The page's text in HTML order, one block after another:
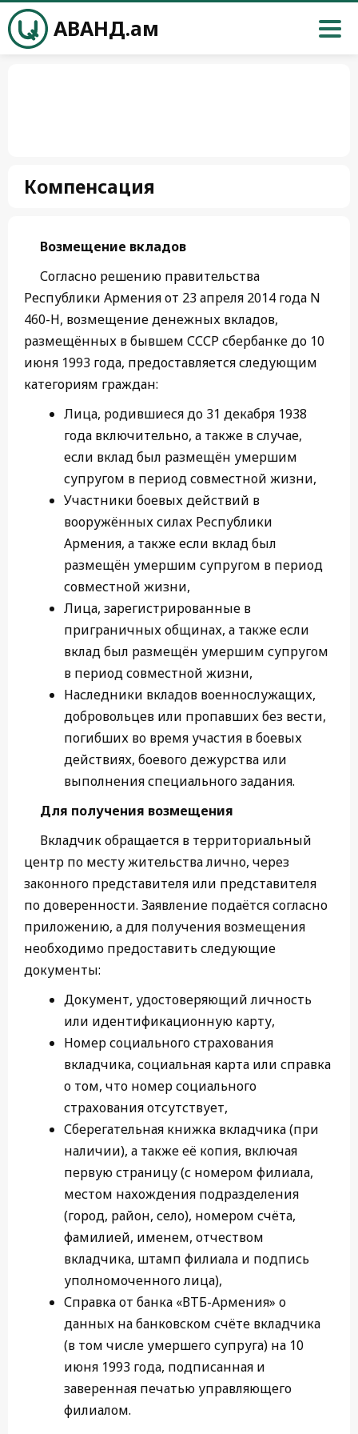
АВАНД.ам
Компенсация
Возмещение вкладов
Согласно решению правительства
Республики Армения от 23 апреля 2014 года N
460-Н, возмещение денежных вкладов,
размещённых в бывшем СССР сбербанке до 10
июня 1993 года, предоставляется следующим
категориям граждан:
Лица, родившиеся до 31 декабря 1938
года включительно, а также в случае,
если вклад был размещён умершим
супругом в период совместной жизни,
Участники боевых действий в
вооружённых силах Республики
Армения, а также если вклад был
размещён умершим супругом в период
совместной жизни,
Лица, зарегистрированные в
приграничных общинах, а также если
вклад был размещён умершим супругом
в период совместной жизни,
Наследники вкладов военнослужащих,
добровольцев или пропавших без вести,
погибших во время участия в боевых
действиях, боевого дежурства или
выполнения специального задания.
Для получения возмещения
Вкладчик обращается в территориальный
центр по месту жительства лично, через
законного представителя или представителя
по доверенности. Заявление подаётся согласно
приложению, а для получения возмещения
необходимо предоставить следующие
документы:
Документ, удостоверяющий личность
или идентификационную карту,
Номер социального страхования
вкладчика, социальная карта или справка
о том, что номер социального
страхования отсутствует,
Сберегательная книжка вкладчика (при
наличии), а также её копия, включая
первую страницу (с номером филиала,
местом нахождения подразделения
(город, район, село), номером счёта,
фамилией, именем, отчеством
вкладчика, штамп филиала и подпись
уполномоченного лица),
Справка от банка «ВТБ-Армения» о
данных на банковском счёте вкладчика
(в том числе умершего супруга) на 10
июня 1993 года, подписанная и
заверенная печатью управляющего
филиалом.